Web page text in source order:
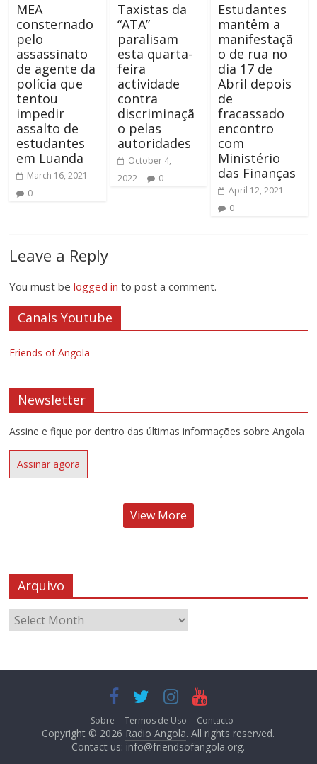
MEA
consternado
pelo
assassinato
de agente da
polícia que
tentou
impedir
assalto de
estudantes
em Luanda
March 16, 2021
0
Taxistas da
“ATA”
paralisam
esta quarta-
feira
actividade
contra
discriminaçã
o pelas
autoridades
October 4,
2022
0
Estudantes
mantêm a
manifestaçã
o de rua no
dia 17 de
Abril depois
de
fracassado
encontro
com
Ministério
das Finanças
April 12, 2021
0
Leave a Reply
You must belogged in to post a comment.
Canais Youtube
Friends of Angola
Newsletter
Assine e fique por dentro das últimas informações sobre Angola
Assinar agora
View More
Arquivo
Sobre Termos de Uso Contacto
Copyright © 2026 Radio Angola. All rights reserved.
Contact us: info@friendsofangola.org.